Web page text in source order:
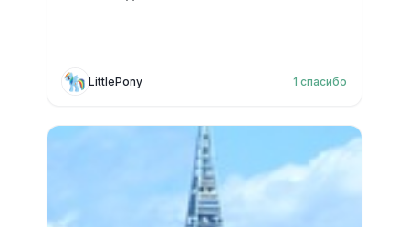
LittlePony 1 спасибо